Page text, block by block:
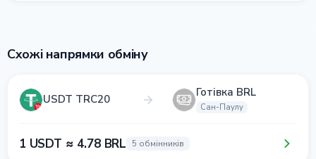
Схожі напрямки обміну
USDT TRC20 Готівка BRL
Сан-Паулу
1 USDT ≈ 4.78 BRL 5 обмінників